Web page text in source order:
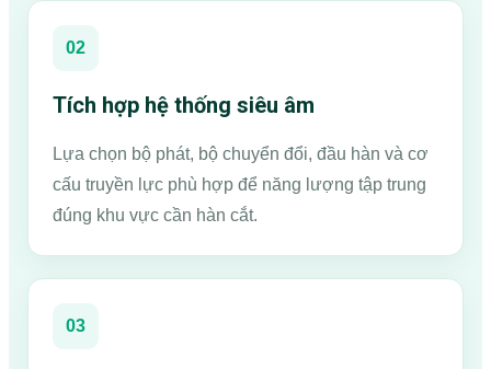
02
Tích hợp hệ thống siêu âm
Lựa chọn bộ phát, bộ chuyển đổi, đầu hàn và cơ
cấu truyền lực phù hợp để năng lượng tập trung
đúng khu vực cần hàn cắt.
03